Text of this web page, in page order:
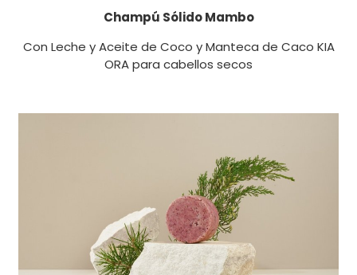
Champú Sólido Mambo
Con Leche y Aceite de Coco y Manteca de Caco KIA
ORA para cabellos secos